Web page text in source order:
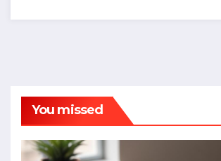
You missed